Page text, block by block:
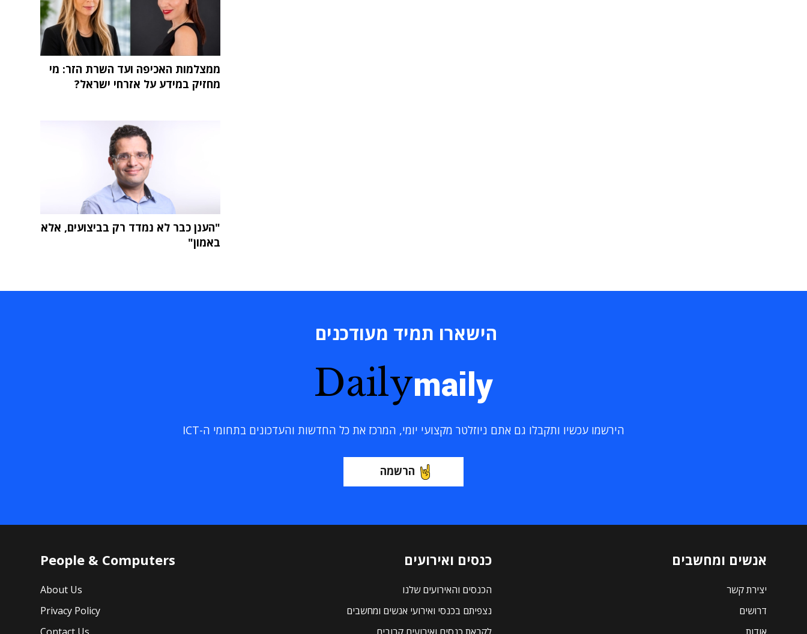
ממצלמות האכיפה ועד השרת הזר: מי
מחזיק במידע על אזרחי ישראל?
"הענן כבר לא נמדד רק בביצועים, אלא
באמון"
הישארו תמיד מעודכנים
Dailymaily
הירשמו עכשיו ותקבלו גם אתם ניוזלטר מקצועי יומי, המרכז את כל החדשות והעדכונים בתחומי ה-ICT
הרשמה
אנשים ומחשבים
יצירת קשר
דרושים
כנסים ואירועים
הכנסים והאירועים שלנו
נצפיתם בכנסי ואירועי אנשים ומחשבים
People & Computers
About Us
Privacy Policy